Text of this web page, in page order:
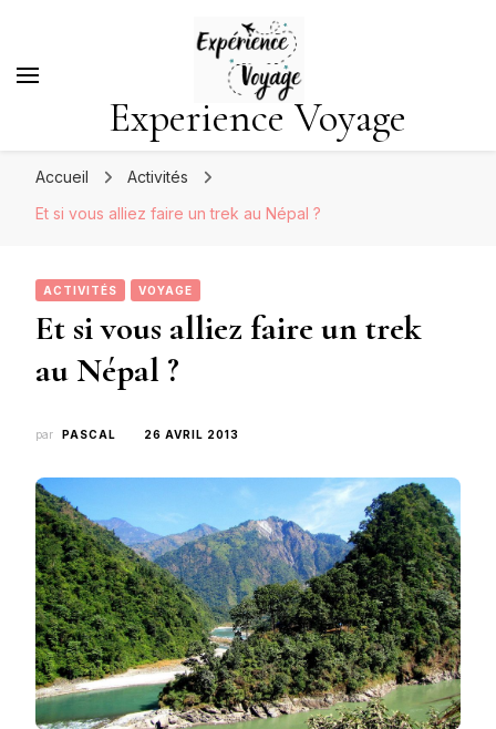
Experience Voyage
Accueil
Activités
Et si vous alliez faire un trek au Népal ?
ACTIVITÉS VOYAGE
Et si vous alliez faire un trek
au Népal ?
par PASCAL 26 AVRIL 2013